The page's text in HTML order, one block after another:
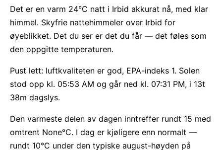
Det er en varm 24°C natt i Irbid akkurat nå, med klar
himmel. Skyfrie nattehimmeler over Irbid for
øyeblikket. Det du ser er det du får — det føles som
den oppgitte temperaturen.
Pust lett: luftkvaliteten er god, EPA-indeks 1. Solen
stod opp kl. 05:53 AM og går ned kl. 07:31 PM, i 13t
38m dagslys.
Den varmeste delen av dagen inntreffer rundt 15 med
omtrent None°C. I dag er kjøligere enn normalt —
rundt 10°C under den typiske august-høyden på